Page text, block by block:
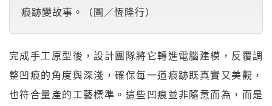
痕跡變故事。（圖／恆隆行）
完成手工原型後，設計團隊將它轉進電腦建模，反覆調
整凹痕的角度與深淺，確保每一道痕跡既真實又美觀，
也符合量產的工藝標準。這些凹痕並非隨意而為，而是